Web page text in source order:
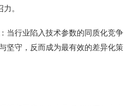
。
当行业陷入技术参数的同质化竞争
坚守，反而成为最有效的差异化策